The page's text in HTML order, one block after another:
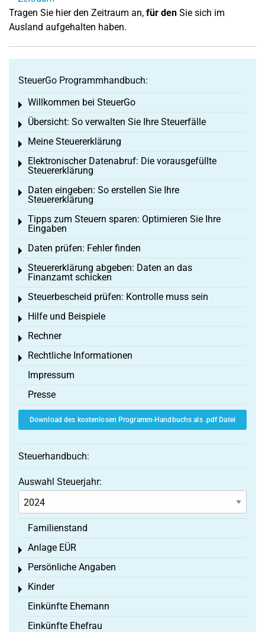
Tragen Sie hier den Zeitraum an, für den Sie sich im
Ausland aufgehalten haben.
SteuerGo Programmhandbuch:
Willkommen bei SteuerGo
Toggle menu
Übersicht: So verwalten Sie Ihre Steuerfälle
Toggle menu
Meine Steuererklärung
Toggle menu
Elektronischer Datenabruf: Die vorausgefüllte
Steuererklärung
Toggle menu
Daten eingeben: So erstellen Sie Ihre
Steuererklärung
Toggle menu
Tipps zum Steuern sparen: Optimieren Sie Ihre
Eingaben
Toggle menu
Daten prüfen: Fehler finden
Toggle menu
Steuererklärung abgeben: Daten an das
Finanzamt schicken
Toggle menu
Steuerbescheid prüfen: Kontrolle muss sein
Toggle menu
Hilfe und Beispiele
Toggle menu
Rechner
Toggle menu
Rechtliche Informationen
Toggle menu
Impressum
Presse
Download des kostenlosen Programm-Handbuchs als .pdf Datei
Steuerhandbuch:
Auswahl Steuerjahr:
Familienstand
Anlage EÜR
Toggle menu
Persönliche Angaben
Toggle menu
Kinder
Toggle menu
Einkünfte Ehemann
Einkünfte Ehefrau